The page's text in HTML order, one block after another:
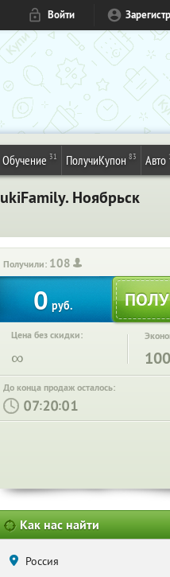
Войти
Обучение 31 ПолучиКупон 83 Авто
Ноябрьск
Получили: 108
0 руб.
Цена без скидки:
∞ 100
До конца продаж осталось:
: :
Как нас найти
Россия